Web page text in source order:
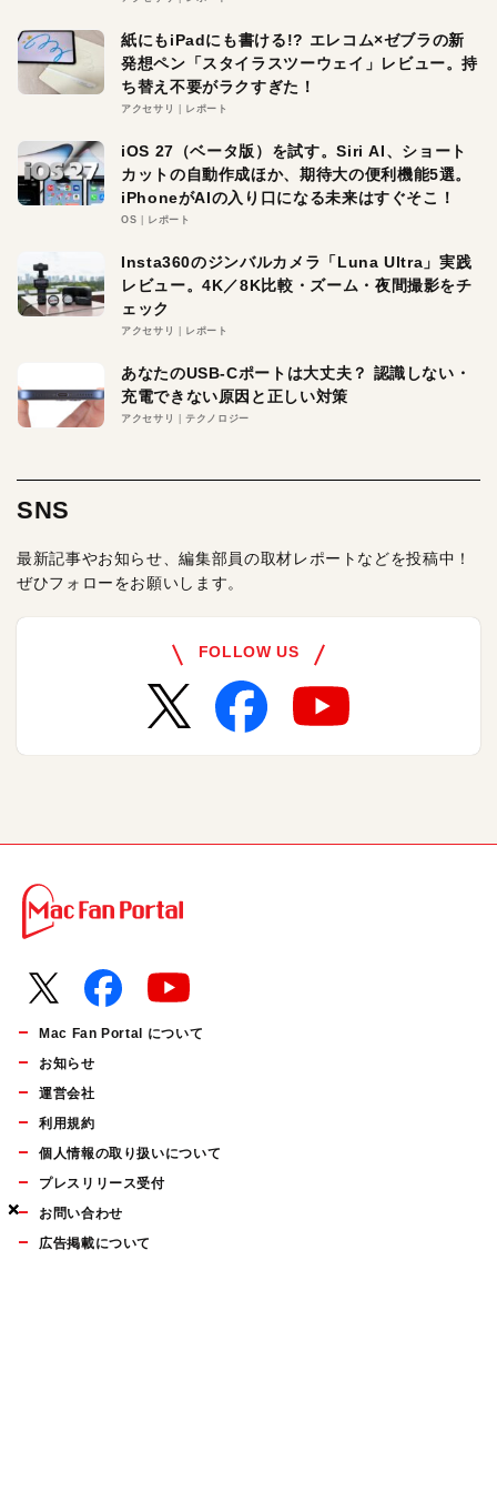
×
×
×
紙にもiPadにも書ける!? エレコム×ゼブラの新
発想ペン「スタイラスツーウェイ」レビュー。持
ち替え不要がラクすぎた！
アクセサリ レポート
iOS 27（ベータ版）を試す。Siri AI、ショート
カットの自動作成ほか、期待大の便利機能5選。
iPhoneがAIの入り口になる未来はすぐそこ！
OS レポート
Insta360のジンバルカメラ「Luna Ultra」実践
レビュー。4K／8K比較・ズーム・夜間撮影をチ
ェック
アクセサリ レポート
あなたのUSB-Cポートは大丈夫？ 認識しない・
充電できない原因と正しい対策
アクセサリ テクノロジー
SNS
最新記事やお知らせ、編集部員の取材レポートなどを投稿中！
ぜひフォローをお願いします。
FOLLOW US
Mac Fan Portal について
お知らせ
運営会社
利用規約
個人情報の取り扱いについて
プレスリリース受付
お問い合わせ
広告掲載について